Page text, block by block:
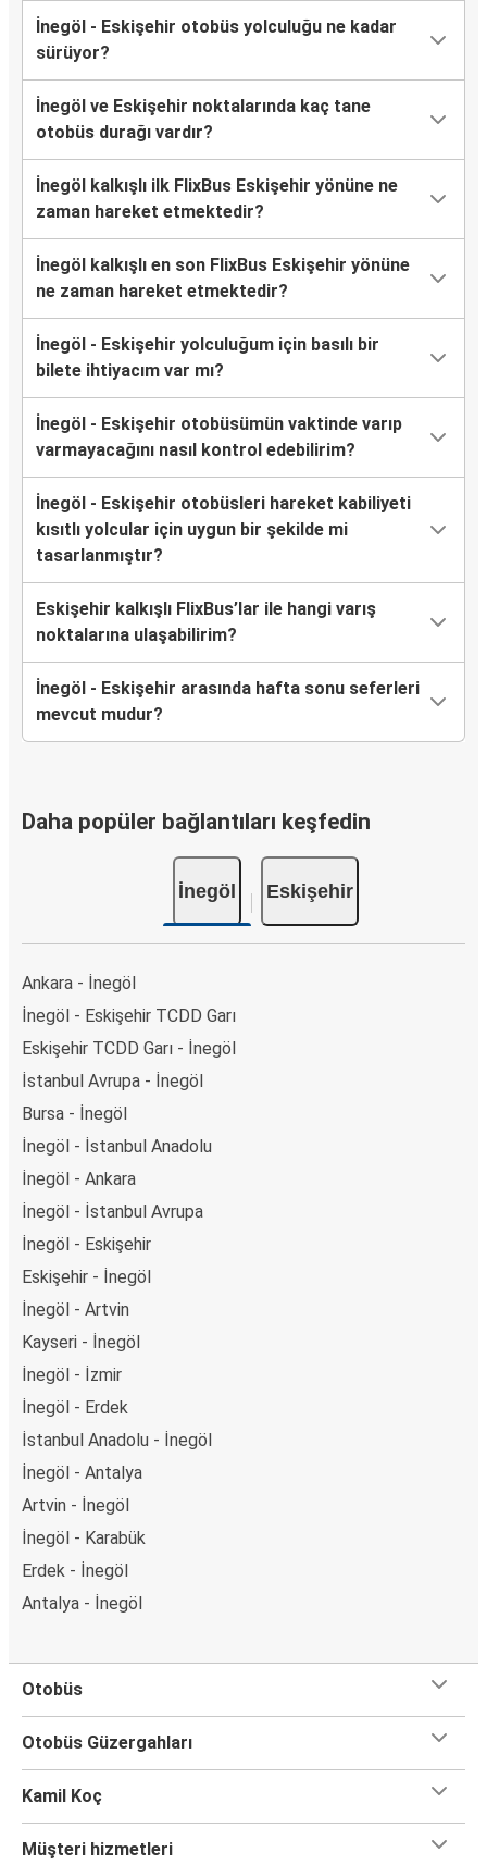
İnegöl - Eskişehir otobüs yolculuğu ne kadar
sürüyor?
İnegöl ve Eskişehir noktalarında kaç tane
otobüs durağı vardır?
İnegöl kalkışlı ilk FlixBus Eskişehir yönüne ne
zaman hareket etmektedir?
İnegöl kalkışlı en son FlixBus Eskişehir yönüne
ne zaman hareket etmektedir?
İnegöl - Eskişehir yolculuğum için basılı bir
bilete ihtiyacım var mı?
İnegöl - Eskişehir otobüsümün vaktinde varıp
varmayacağını nasıl kontrol edebilirim?
İnegöl - Eskişehir otobüsleri hareket kabiliyeti
kısıtlı yolcular için uygun bir şekilde mi
tasarlanmıştır?
Eskişehir kalkışlı FlixBus’lar ile hangi varış
noktalarına ulaşabilirim?
İnegöl - Eskişehir arasında hafta sonu seferleri
mevcut mudur?
Daha popüler bağlantıları keşfedin
İnegöl Eskişehir
Ankara - İnegöl
İnegöl - Eskişehir TCDD Garı
Eskişehir TCDD Garı - İnegöl
İstanbul Avrupa - İnegöl
Bursa - İnegöl
İnegöl - İstanbul Anadolu
İnegöl - Ankara
İnegöl - İstanbul Avrupa
İnegöl - Eskişehir
Eskişehir - İnegöl
İnegöl - Artvin
Kayseri - İnegöl
İnegöl - İzmir
İnegöl - Erdek
İstanbul Anadolu - İnegöl
İnegöl - Antalya
Artvin - İnegöl
İnegöl - Karabük
Erdek - İnegöl
Antalya - İnegöl
Otobüs
Otobüs Güzergahları
Kamil Koç
Müşteri hizmetleri